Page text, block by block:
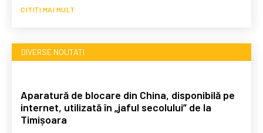
CITIȚI MAI MULT
DIVERSE NOUTATI
Aparatură de blocare din China, disponibilă pe
internet, utilizată în „jaful secolului” de la
Timișoara